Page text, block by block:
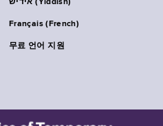
אידיש (Yiddish)
Français (French)
무료 언어 지원